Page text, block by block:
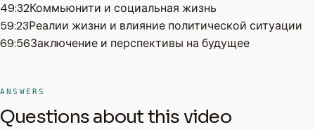
49:32Коммьюнити и социальная жизнь
59:23Реалии жизни и влияние политической ситуации
69:56Заключение и перспективы на будущее
ANSWERS
Questions about this video